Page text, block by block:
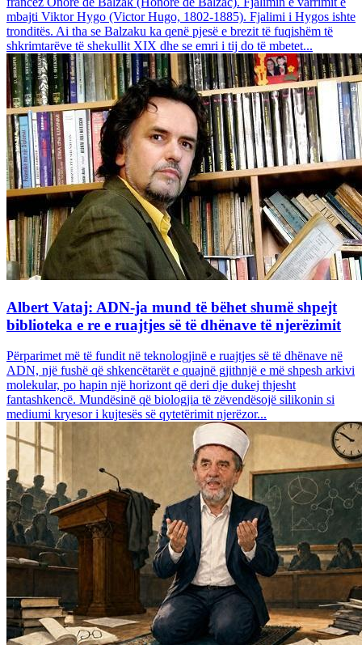
mbajti Viktor Hygo (Victor Hugo, 1802-1885). Fjalimi i Hygos ishte
tronditës. Ai tha se Balzaku ka qenë pjesë e brezit të fuqishëm të
shkrimtarëve të shekullit XIX dhe se emri i tij do të mbetet...
Albert Vataj: ADN-ja mund të bëhet shumë shpejt
biblioteka e re e ruajtjes së të dhënave të njerëzimit
Përparimet më të fundit në teknologjinë e ruajtjes së të dhënave në
ADN, një fushë që shkencëtarët e quajnë gjithnjë e më shpesh arkivi
molekular, po hapin një horizont që deri dje dukej thjesht
fantashkencë. Mundësinë që biologjia të zëvendësojë silikonin si
mediumi kryesor i kujtesës së qytetërimit njerëzor...